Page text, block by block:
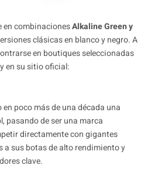
en combinacionesAlkaline Green y
clásicas en blanco y negro. A
en boutiques seleccionadas
en su sitio oficial:
poco más de una década una
pasando de ser una marca
directamente con gigantes
a sus botas de alto rendimiento y
clave.